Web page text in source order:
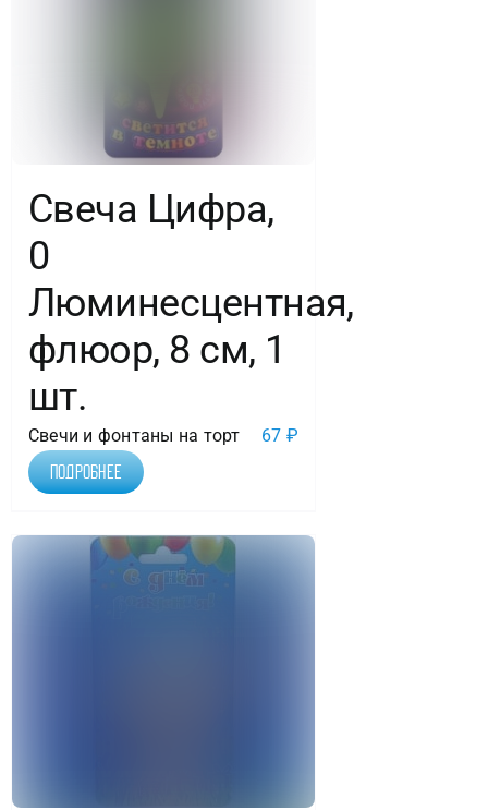
Свеча Цифра,
0
Люминесцентная,
флюор, 8 см, 1
шт.
Свечи и фонтаны на торт 67 ₽
Подробнее